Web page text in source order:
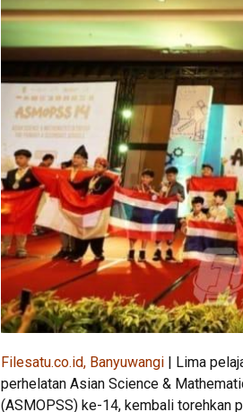
Filesatu.co.id, Banyuwangi | Lima
perhelatan Asian Science &
(ASMOPSS) ke-14, kembali torehkan